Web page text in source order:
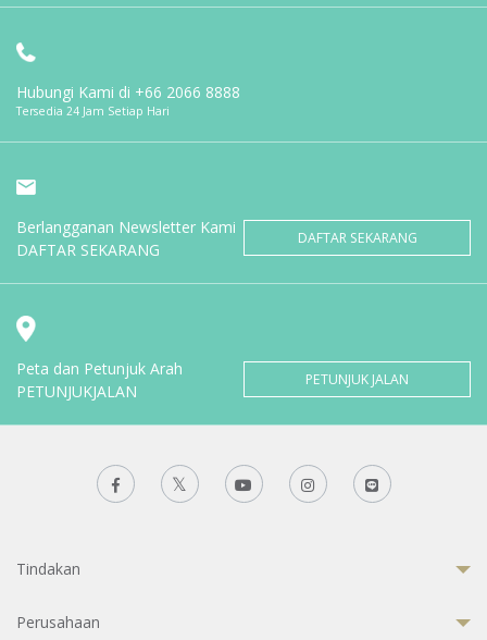
Hubungi Kami di +66 2066 8888
Tersedia 24 Jam Setiap Hari
Berlangganan Newsletter Kami
DAFTAR SEKARANG
DAFTAR SEKARANG
Peta dan Petunjuk Arah
PETUNJUKJALAN
PETUNJUK JALAN
Tindakan
Perusahaan